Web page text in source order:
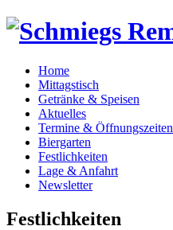
Home
Mittagstisch
Getränke & Speisen
Aktuelles
Termine & Öffnungszeiten
Biergarten
Festlichkeiten
Lage & Anfahrt
Newsletter
Festlichkeiten